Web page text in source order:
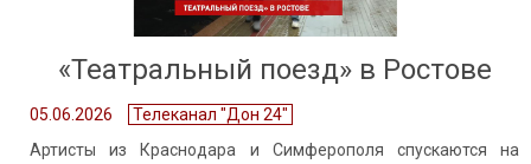
«Театральный поезд» в Ростове
05.06.2026
Телеканал "Дон 24"
Артисты из Краснодара и Симферополя спускаются на